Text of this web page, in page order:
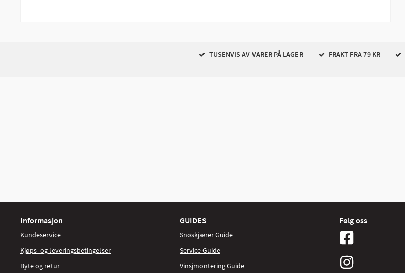
TUSENVIS AV VARER PÅ LAGER FRAKT FRA 79 KR
Informasjon
Kundeservice
Kjøps- og leveringsbetingelser
Byte og retur
GUIDES
Snøskjærer Guide
Service Guide
Vinsjmontering Guide
Følg oss